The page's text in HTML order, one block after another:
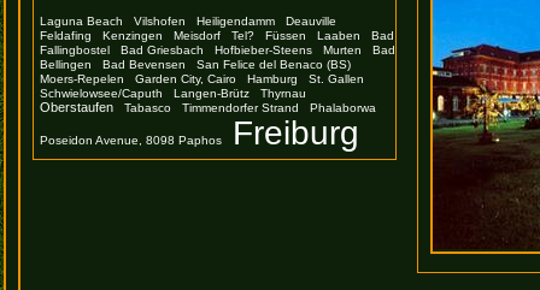
Laguna Beach Vilshofen Heiligendamm
Deauville
Feldafing
Kenzingen Meisdorf Tel? Füssen Laaben
Bad
Fallingbostel
Bad Griesbach Hofbieber-Steens Murten
Bad
Bellingen
Bad Bevensen
San Felice del Benaco (BS)
Moers-Repelen
Garden City, Cairo Hamburg
St. Gallen
Schwielowsee/Caputh
Langen-Brütz Thyrnau
Oberstaufen Tabasco Timmendorfer Strand Phalaborwa
Poseidon Avenue, 8098 Paphos Freiburg